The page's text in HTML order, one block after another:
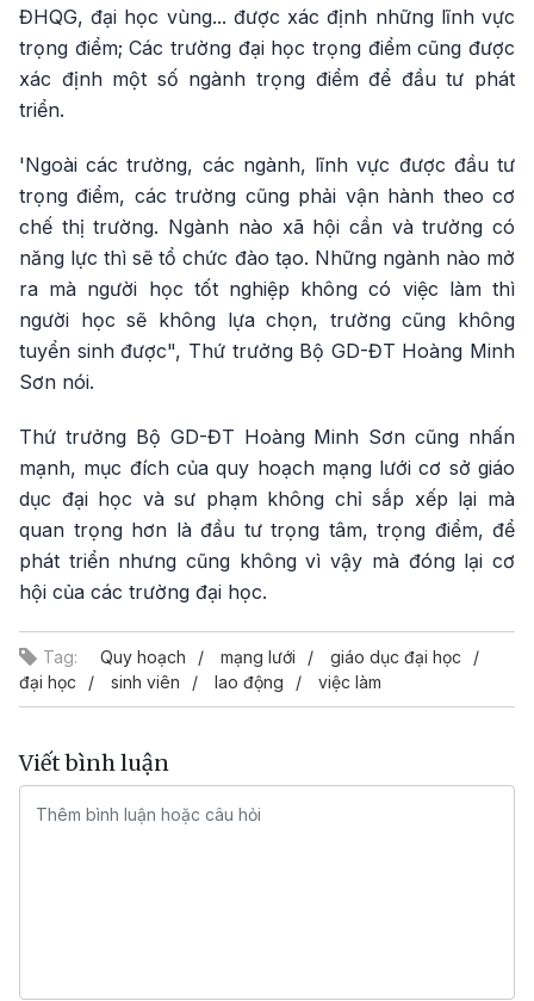
ĐHQG, đại học vùng... được xác định những lĩnh vực
trọng điểm; Các trường đại học trọng điểm cũng được
xác định một số ngành trọng điểm để đầu tư phát
triển.
'Ngoài các trường, các ngành, lĩnh vực được đầu tư
trọng điểm, các trường cũng phải vận hành theo cơ
chế thị trường. Ngành nào xã hội cần và trường có
năng lực thì sẽ tổ chức đào tạo. Những ngành nào mở
ra mà người học tốt nghiệp không có việc làm thì
người học sẽ không lựa chọn, trường cũng không
tuyển sinh được", Thứ trưởng Bộ GD-ĐT Hoàng Minh
Sơn nói.
Thứ trưởng Bộ GD-ĐT Hoàng Minh Sơn cũng nhấn
mạnh, mục đích của quy hoạch mạng lưới cơ sở giáo
dục đại học và sư phạm không chỉ sắp xếp lại mà
quan trọng hơn là đầu tư trọng tâm, trọng điểm, để
phát triển nhưng cũng không vì vậy mà đóng lại cơ
hội của các trường đại học.
Tag: Quy hoạch mạng lưới
giáo dục đại học
đại học
sinh viên lao động việc làm
Viết bình luận